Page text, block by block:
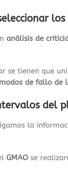
análisis de
se tienen que
modos de fallo de
del
la
GMAOse